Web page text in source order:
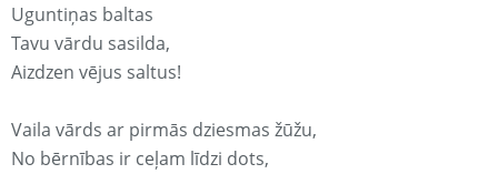
Uguntiņas baltas
Tavu vārdu sasilda,
Aizdzen vējus saltus!
Vaila vārds ar pirmās dziesmas žūžu,
No bērnības ir ceļam līdzi dots,